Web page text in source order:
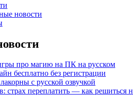
новости
про магию на ПК на русском
бесплатно без регистрации
с русской озвучкой
страх переплатить — как решиться